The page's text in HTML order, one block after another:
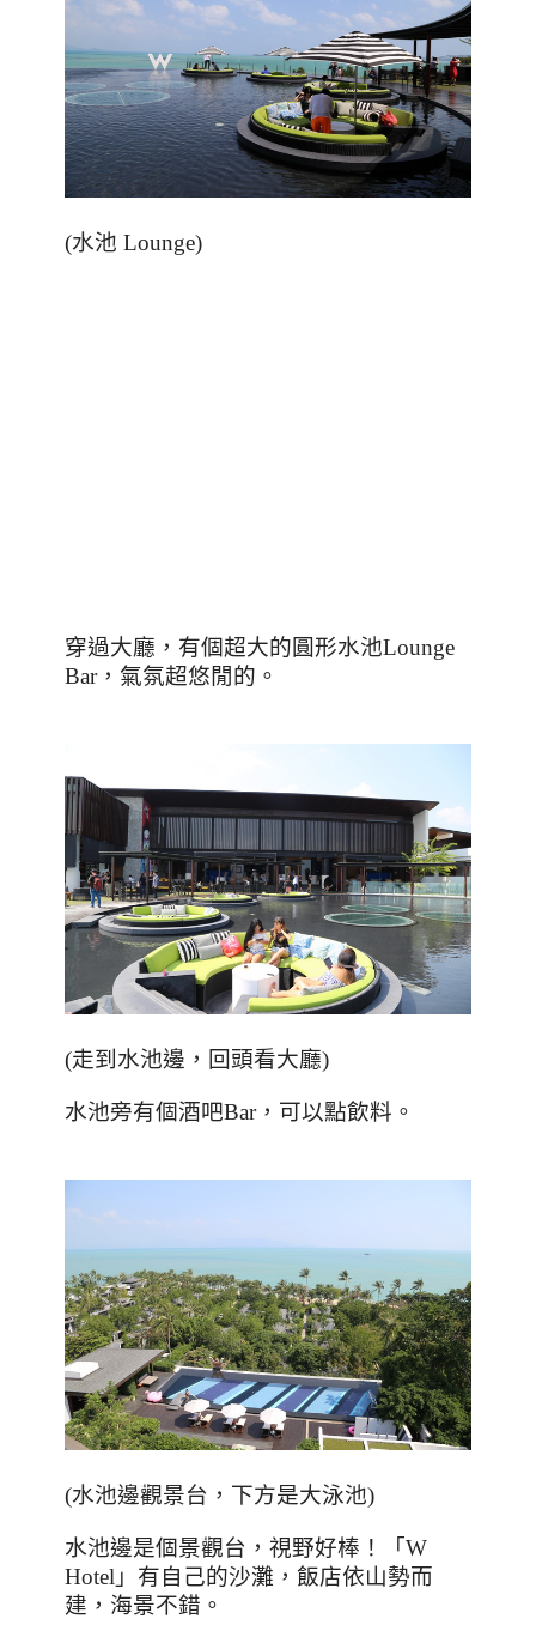
(水池 Lounge)
穿過大廳，有個超大的圓形水池Lounge
Bar，氣氛超悠閒的。
(走到水池邊，回頭看大廳)
水池旁有個酒吧Bar，可以點飲料。
(水池邊觀景台，下方是大泳池)
水池邊是個景觀台，視野好棒！「 W
Hotel 」有自己的沙灘，飯店依山勢而
建，海景不錯。